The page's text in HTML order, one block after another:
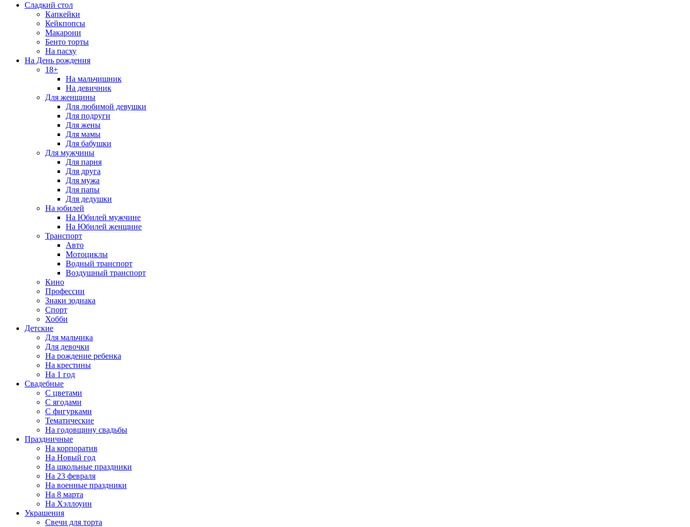
Сладкий стол
Капкейки
Кейкпопсы
Макарони
Бенто торты
На пасху
На День рождения
18+
На мальчишник
На девичник
Для женщины
Для любимой девушки
Для подруги
Для жены
Для мамы
Для бабушки
Для мужчины
Для парня
Для друга
Для мужа
Для папы
Для дедушки
На юбилей
На Юбилей мужчине
На Юбилей женщине
Транспорт
Авто
Мотоциклы
Водный транспорт
Воздушный транспорт
Кино
Профессии
Знаки зодиака
Спорт
Хобби
Детские
Для мальчика
Для девочки
На рождение ребенка
На крестины
На 1 год
Свадебные
С цветами
С ягодами
С фигурками
Тематические
На годовщину свадьбы
Праздничные
На корпоратив
На Новый год
На школьные праздники
На 23 февраля
На военные праздники
На 8 марта
На Хэллоуин
Украшения
Свечи для торта